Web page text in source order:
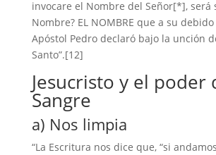
invocare el Nombre del Señor[*], será
Nombre? EL NOMBRE que a su
Apóstol Pedro declaró bajo la unción
Santo”.[12]
Jesucristo y el poder
Sangre
a) Nos limpia
“La Escritura nos dice que, “si